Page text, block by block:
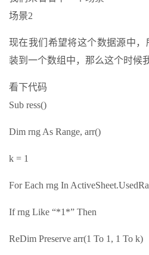
场景2
现在我们希望将这个数据源中
装到一个数组中，那么这个时候
看下代码
Sub ress()
Dim rng As Range, arr()
k = 1
For Each rng In
If rng Like “*1*” Then
ReDim Preserve arr(1 To 1, 1 To k)